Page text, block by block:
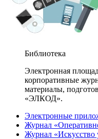
Библиотека
Электронная
корпоративные
материалы,
«ЭЛКОД».
Электронные
Журнал
Журнал «Искусство